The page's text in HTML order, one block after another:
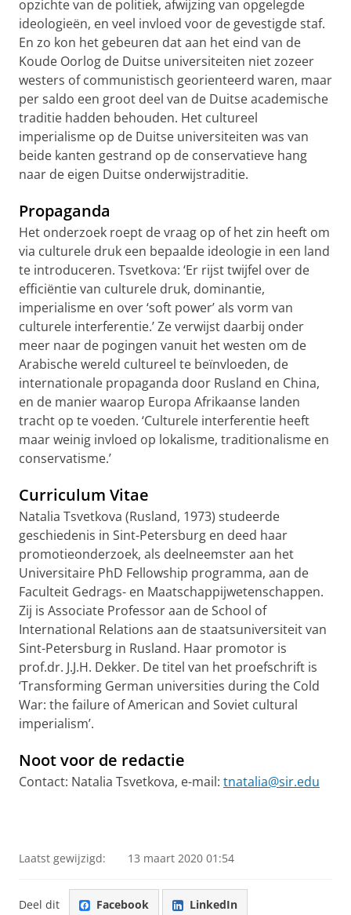
opzichte van de politiek, afwijzing van opgelegde
ideologieën, en veel invloed voor de gevestigde staf.
En zo kon het gebeuren dat aan het eind van de
Koude Oorlog de Duitse universiteiten niet zozeer
westers of communistisch georienteerd waren, maar
per saldo een groot deel van de Duitse academische
traditie hadden behouden. Het cultureel
imperialisme op de Duitse universiteiten was van
beide kanten gestrand op de conservatieve hang
naar de eigen Duitse onderwijstraditie.
Propaganda
Het onderzoek roept de vraag op of het zin heeft om
via culturele druk een bepaalde ideologie in een land
te introduceren. Tsvetkova: ‘Er rijst twijfel over de
efficiëntie van culturele druk, dominantie,
imperialisme en over ‘soft power’ als vorm van
culturele interferentie.’ Ze verwijst daarbij onder
meer naar de pogingen vanuit het westen om de
Arabische wereld cultureel te beïnvloeden, de
internationale propaganda door Rusland en China,
en de manier waarop Europa Afrikaanse landen
tracht op te voeden. ‘Culturele interferentie heeft
maar weinig invloed op lokalisme, traditionalisme en
conservatisme.’
Curriculum Vitae
Natalia Tsvetkova (Rusland, 1973) studeerde
geschiedenis in Sint-Petersburg en deed haar
promotieonderzoek, als deelneemster aan het
Universitaire PhD Fellowship programma, aan de
Faculteit Gedrags- en Maatschappijwetenschappen.
Zij is Associate Professor aan de School of
International Relations aan de staatsuniversiteit van
Sint-Petersburg in Rusland. Haar promotor is
prof.dr. J.J.H. Dekker. De titel van het proefschrift is
‘Transforming German universities during the Cold
War: the failure of American and Soviet cultural
imperialism’.
Noot voor de redactie
Contact: Natalia Tsvetkova, e-mail: tnatalia@sir.edu
Laatst gewijzigd: 13 maart 2020 01:54
Deel dit Facebook LinkedIn